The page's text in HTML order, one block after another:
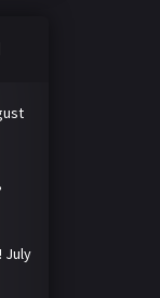
July